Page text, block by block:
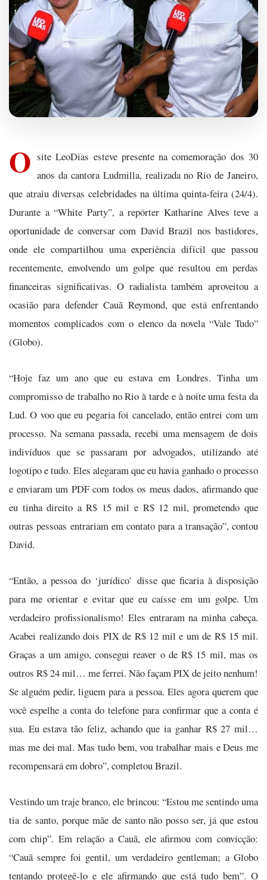
O site LeoDias esteve presente na comemoração dos 30
anos da cantora Ludmilla, realizada no Rio de Janeiro,
que atraiu diversas celebridades na última quinta-feira (24/4).
Durante a “White Party”, a repórter Katharine Alves teve a
oportunidade de conversar com David Brazil nos bastidores,
onde ele compartilhou uma experiência difícil que passou
recentemente, envolvendo um golpe que resultou em perdas
financeiras significativas. O radialista também aproveitou a
ocasião para defender Cauã Reymond, que está enfrentando
momentos complicados com o elenco da novela “Vale Tudo”
(Globo).
“Hoje faz um ano que eu estava em Londres. Tinha um
compromisso de trabalho no Rio à tarde e à noite uma festa da
Lud. O voo que eu pegaria foi cancelado, então entrei com um
processo. Na semana passada, recebi uma mensagem de dois
indivíduos que se passaram por advogados, utilizando até
logotipo e tudo. Eles alegaram que eu havia ganhado o processo
e enviaram um PDF com todos os meus dados, afirmando que
eu tinha direito a R$ 15 mil e R$ 12 mil, prometendo que
outras pessoas entrariam em contato para a transação”, contou
David.
“Então, a pessoa do ‘jurídico’ disse que ficaria à disposição
para me orientar e evitar que eu caísse em um golpe. Um
verdadeiro profissionalismo! Eles entraram na minha cabeça.
Acabei realizando dois PIX de R$ 12 mil e um de R$ 15 mil.
Graças a um amigo, consegui reaver o de R$ 15 mil, mas os
outros R$ 24 mil… me ferrei. Não façam PIX de jeito nenhum!
Se alguém pedir, liguem para a pessoa. Eles agora querem que
você espelhe a conta do telefone para confirmar que a conta é
sua. Eu estava tão feliz, achando que ia ganhar R$ 27 mil…
mas me dei mal. Mas tudo bem, vou trabalhar mais e Deus me
recompensará em dobro”, completou Brazil.
Vestindo um traje branco, ele brincou: “Estou me sentindo uma
tia de santo, porque mãe de santo não posso ser, já que estou
com chip”. Em relação a Cauã, ele afirmou com convicção:
“Cauã sempre foi gentil, um verdadeiro gentleman; a Globo
tentando protegê-lo e ele afirmando que está tudo bem”. O